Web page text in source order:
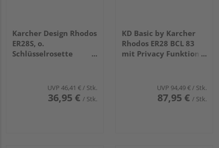
Karcher Design Rhodos
ER28S, o.
Schlüsselrosette
UVP 46,41 €/ Stk.
36,95 € / Stk.
KD Basic by Karcher
Rhodos ER28 BCL 83
mit Privacy Funktion
UVP 94,49 €/ Stk.
87,95 € / Stk.